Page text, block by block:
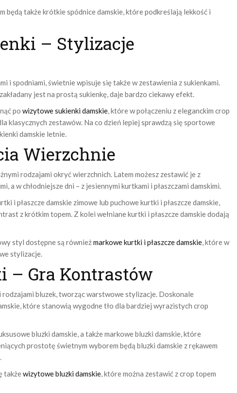
będą także krótkie spódnice damskie, które podkreślają lekkość i
– Stylizacje
i spodniami, świetnie wpisuje się także w zestawienia z sukienkami.
jest na prostą sukienkę, daje bardzo ciekawy efekt.
po wizytowe sukienki damskie , które w połączeniu z eleganckim crop
klasycznych zestawów. Na co dzień lepiej sprawdzą się sportowe
damskie letnie.
Wierzchnie
rodzajami okryć wierzchnich. Latem możesz zestawić je z
a w chłodniejsze dni – z jesiennymi kurtkami i płaszczami damskimi.
i płaszcze damskie zimowe lub puchowe kurtki i płaszcze damskie,
z krótkim topem. Z kolei wełniane kurtki i płaszcze damskie dodają
styl dostępne są równieżmarkowe kurtki i płaszcze damskie , które w
stylizacje.
– Gra Kontrastów
bluzek, tworząc warstwowe stylizacje. Doskonale
które stanowią wygodne tło dla bardziej wyrazistych crop
bluzki damskie, a także markowe bluzki damskie, które
prostotę świetnym wyborem będą bluzki damskie z rękawem
takżewizytowe bluzki damskie , które można zestawić z crop topem